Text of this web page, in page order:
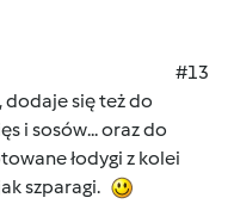
#13
dodaje się też do
i sosów... oraz do
łodygi z kolei
szparagi.